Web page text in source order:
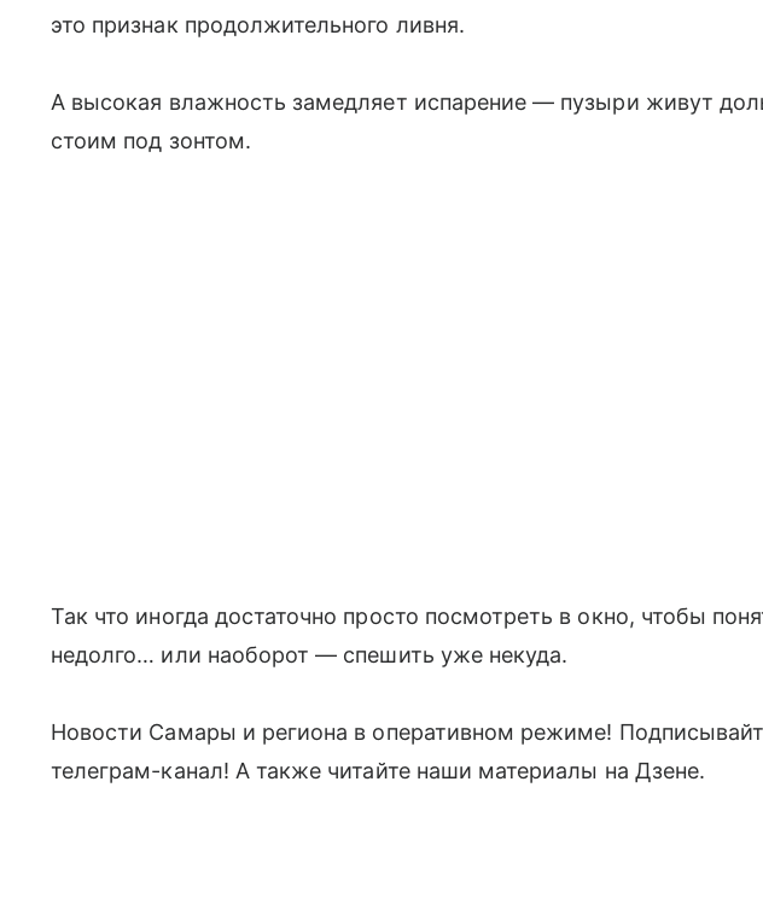
это признак продолжительного ливня.
А высокая влажность замедляет испарение — пузыри живут
стоим под зонтом.
Так что иногда достаточно просто посмотреть в окно, чтобы
недолго… или наоборот — спешить уже некуда.
Новости Самары и региона в оперативном режиме!
телеграм-канал! А также читайте наши материалы на Дзене.